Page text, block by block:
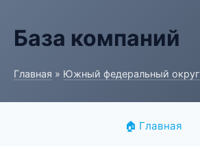
База компаний
Главная » Южный федеральный округ
🏠 Главная